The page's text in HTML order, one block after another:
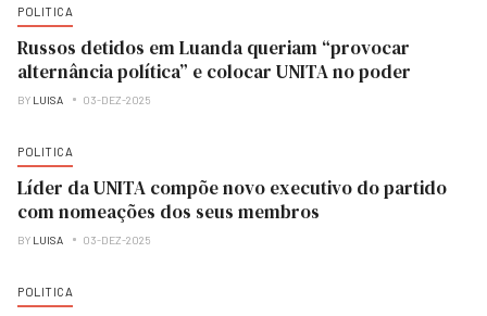
POLITICA
Russos detidos em Luanda queriam “provocar
alternância política” e colocar UNITA no poder
BY LUISA 03-DEZ-2025
POLITICA
Líder da UNITA compõe novo executivo do partido
com nomeações dos seus membros
BY LUISA 03-DEZ-2025
POLITICA